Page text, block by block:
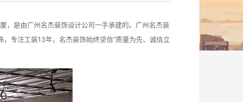
，是由广州名杰装饰设计公司一手承建的。广州名杰装
专注工装13年，名杰装饰始终坚信“质量为先、诚信立